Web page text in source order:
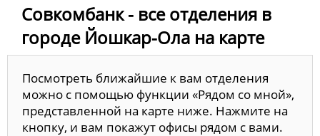
Совкомбанк - все отделения в
городе Йошкар-Ола на карте
Посмотреть ближайшие к вам отделения
можно с помощью функции «Рядом со мной»,
представленной на карте ниже. Нажмите на
кнопку, и вам покажут офисы рядом с вами.